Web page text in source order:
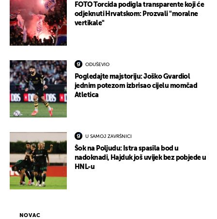
FOTO Torcida podigla transparente koji će
odjeknuti Hrvatskom: Prozvali "moralne
vertikale"
ODUŠEVIO
Pogledajte majstoriju: Joško Gvardiol
jednim potezom izbrisao cijelu momčad
Atletica
U SAMOJ ZAVRŠNICI
Šok na Poljudu: Istra spasila bod u
nadoknadi, Hajduk još uvijek bez pobjede u
HNL-u
NOVAC